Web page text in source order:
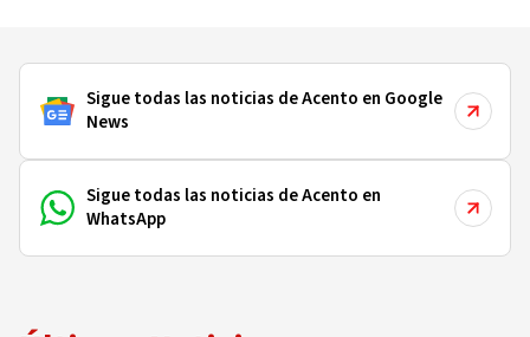
Sigue todas las noticias de Acento en Google
News
Sigue todas las noticias de Acento en
WhatsApp